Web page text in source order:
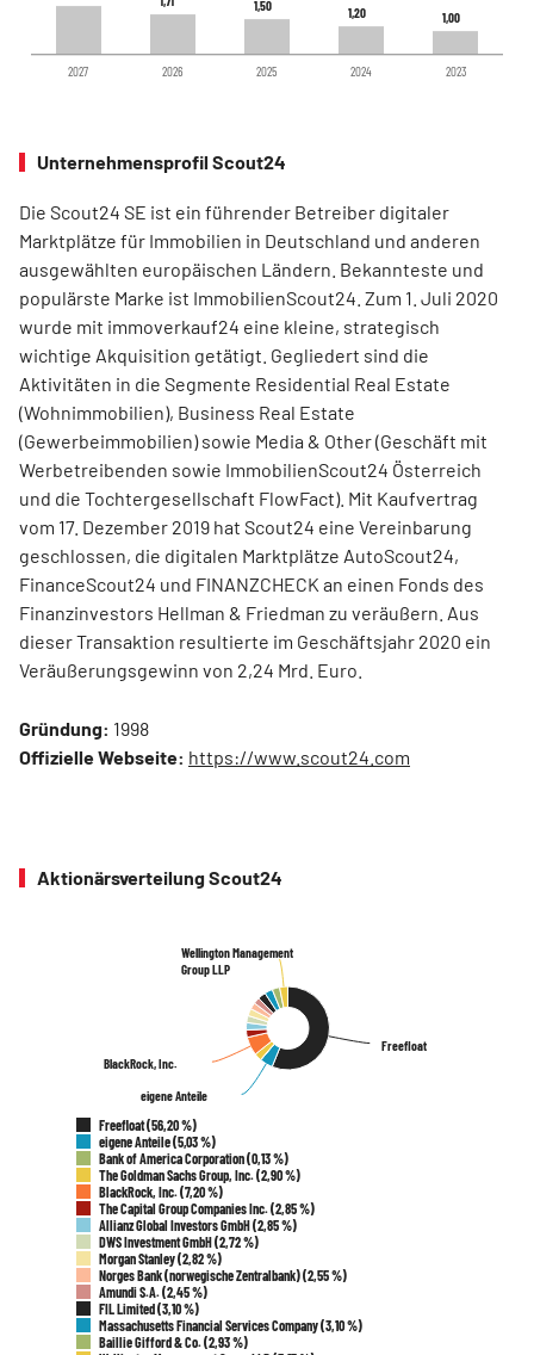
1,50
1,50 1,20
1,20 1,00
1,00
2027 2026 2025 2024 2023
Unternehmensprofil Scout24
Die Scout24 SE ist ein führender Betreiber digitaler
Marktplätze für Immobilien in Deutschland und anderen
ausgewählten europäischen Ländern. Bekannteste und
populärste Marke ist ImmobilienScout24. Zum 1. Juli 2020
wurde mit immoverkauf24 eine kleine, strategisch
wichtige Akquisition getätigt. Gegliedert sind die
Aktivitäten in die Segmente Residential Real Estate
(Wohnimmobilien), Business Real Estate
(Gewerbeimmobilien) sowie Media & Other (Geschäft mit
Werbetreibenden sowie ImmobilienScout24 Österreich
und die Tochtergesellschaft FlowFact). Mit Kaufvertrag
vom 17. Dezember 2019 hat Scout24 eine Vereinbarung
geschlossen, die digitalen Marktplätze AutoScout24,
FinanceScout24 und FINANZCHECK an einen Fonds des
Finanzinvestors Hellman & Friedman zu veräußern. Aus
dieser Transaktion resultierte im Geschäftsjahr 2020 ein
Veräußerungsgewinn von 2,24 Mrd. Euro.
Gründung: 1998
Offizielle Webseite: https://www.scout24.com
Aktionärsverteilung Scout24
Freefloat
Freefloat
eigene Anteile
eigene Anteile
BlackRock, Inc.
BlackRock, Inc.
Wellington Management
Group LLP
Wellington Management
Group LLP
Freefloat (56,20 %)
eigene Anteile (5,03 %)
Bank of America Corporation (0,13 %)
The Goldman Sachs Group, Inc. (2,90 %)
BlackRock, Inc. (7,20 %)
The Capital Group Companies Inc. (2,85 %)
Allianz Global Investors GmbH (2,85 %)
DWS Investment GmbH (2,72 %)
Morgan Stanley (2,82 %)
Norges Bank (norwegische Zentralbank) (2,55 %)
Amundi S.A. (2,45 %)
FIL Limited (3,10 %)
Massachusetts Financial Services Company (3,10 %)
Baillie Gifford & Co. (2,93 %)